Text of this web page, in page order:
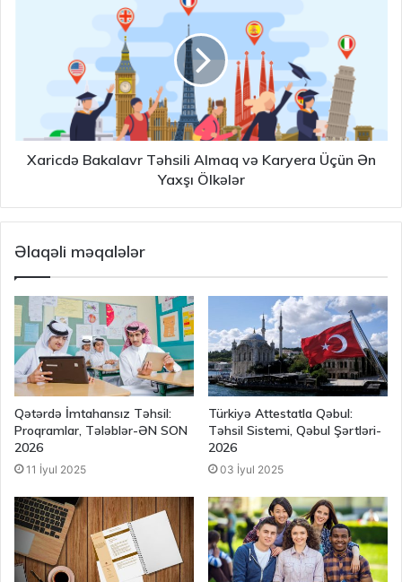
Xaricdə Bakalavr Təhsili Almaq və Karyera Üçün Ən
Yaxşı Ölkələr
Əlaqəli məqalələr
Qətərdə İmtahansız Təhsil:
Proqramlar, Tələblər-ƏN SON
2026
11 İyul 2025
Türkiyə Attestatla Qəbul:
Təhsil Sistemi, Qəbul Şərtləri-
2026
03 İyul 2025